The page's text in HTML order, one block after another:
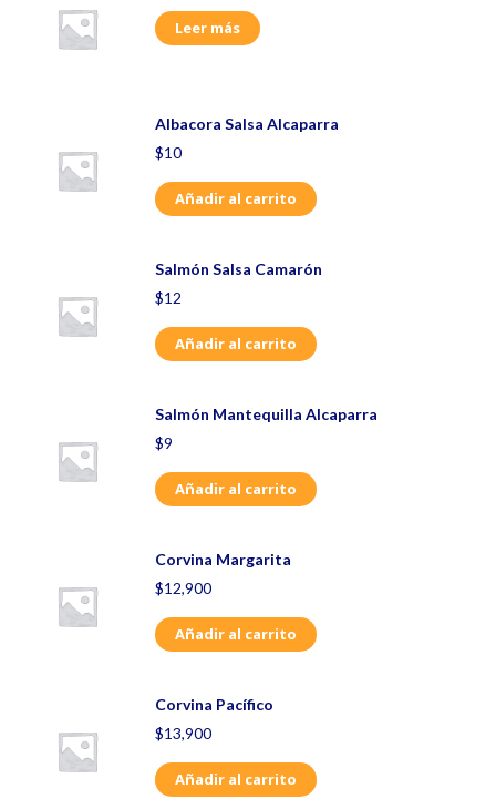
Leer más
Albacora Salsa Alcaparra
$10
Añadir al carrito
Salmón Salsa Camarón
$12
Añadir al carrito
Salmón Mantequilla Alcaparra
$9
Añadir al carrito
Corvina Margarita
$12,900
Añadir al carrito
Corvina Pacífico
$13,900
Añadir al carrito